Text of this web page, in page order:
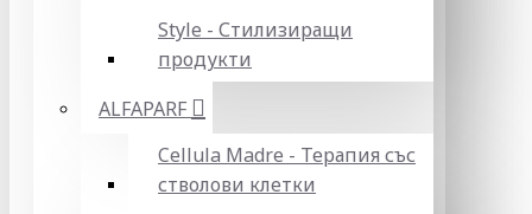
Style - Стилизиращи
продукти
ALFAPARF
Cellula Madre - Терапия със
стволови клетки